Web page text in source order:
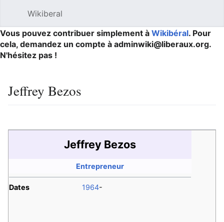
Wikiberal
Vous pouvez contribuer simplement à Wikibéral. Pour
cela, demandez un compte à adminwiki@liberaux.org.
N'hésitez pas !
Jeffrey Bezos
Jeffrey Bezos
Entrepreneur
Dates 1964-